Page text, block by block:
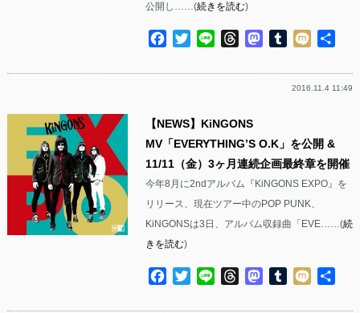
公開し……(続きを読む)
Facebook
TwitterLine ThreadsMastodon
Tumblr
Mixi
2016.11.4 11:49
【NEWS】KiNGONS
MV「EVERYTHING’S O.K」を公開 &
11/11（金）3ヶ月連続企画最終章を開催
今年8月に2ndアルバム『KiNGONS EXPO』を
リリース、現在ツアー中のPOP PUNK、
KiNGONSは3日、アルバム収録曲「EVE……(続
きを読む)
Facebook
TwitterLine ThreadsMastodon
Tumblr
Mixi